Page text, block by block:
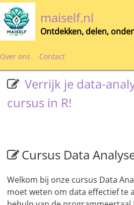
maiself.nl
Ontdekken, delen,
Over ons Contact
Verrijk je data-
cursus in R!
Cursus Data
Welkom bij onze cursus Data
moet weten om data effectief te